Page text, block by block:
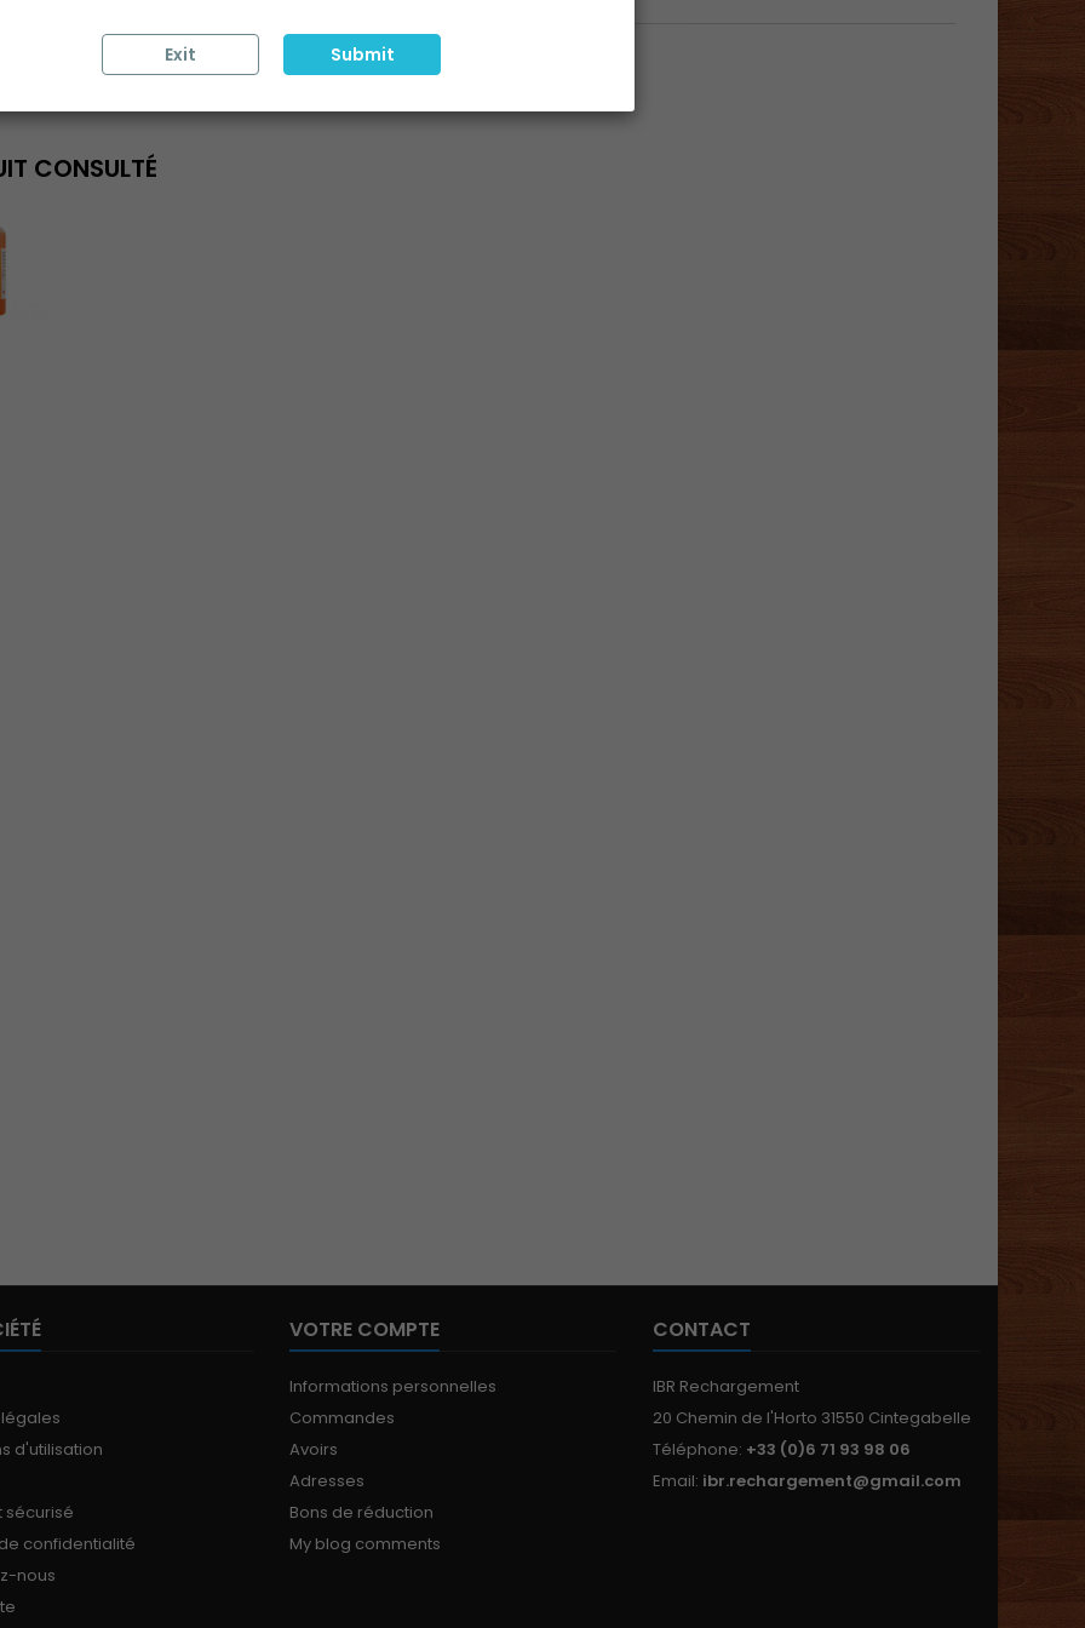
Aucun avis n'a été publié pour le moment.
CONSULTÉ
d'utilisation
sécurisé
confidentialité
nous
VOTRE COMPTE
Informations personnelles
Commandes
Avoirs
Adresses
Bons de réduction
My blog comments
CONTACT
IBR Rechargement
20 Chemin de l'Horto 31550 Cintegabelle
Téléphone: +33 (0)6 71 93 98 06
Email: ibr.rechargement@gmail.com
Exit Submit